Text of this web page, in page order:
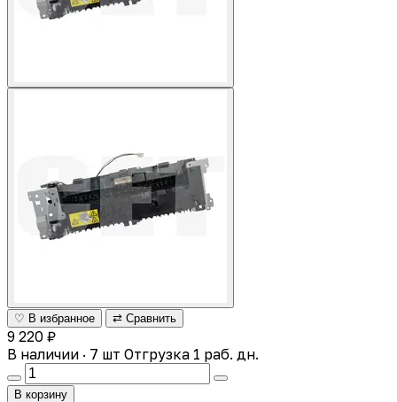
♡ В избранное ⇄ Сравнить
9 220 ₽
В наличии · 7 шт Отгрузка 1 раб. дн.
В корзину